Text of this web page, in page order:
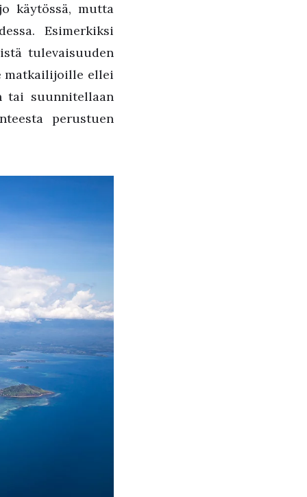
käytössä, mutta
Esimerkiksi
tulevaisuuden
matkailijoille ellei
tai suunnitellaan
perustuen